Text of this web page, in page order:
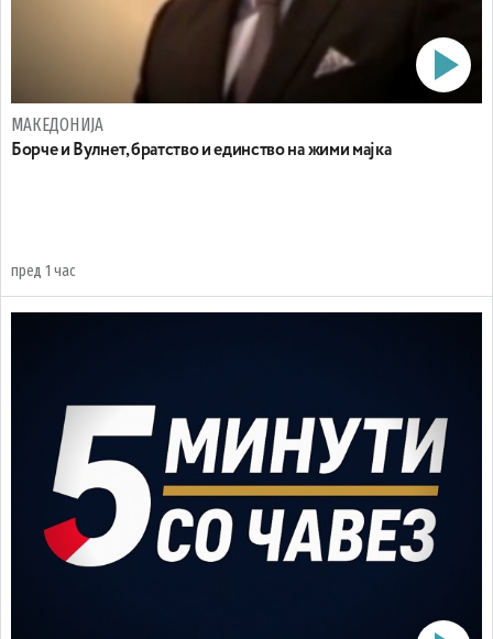
МАКЕДОНИЈА
Борче и Вулнет, братство и единство на жими мајка
пред 1 час